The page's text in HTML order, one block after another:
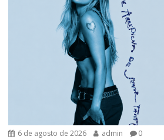
6 de agosto de 2026 admin 0